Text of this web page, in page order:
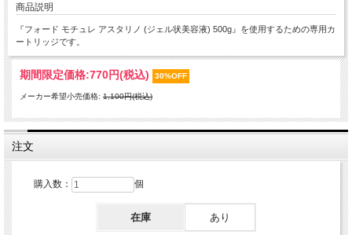
商品説明
『フォード モチュレ アスタリノ (ジェル状美容液) 500g』を使用するための専用カ
ートリッジです。
期間限定価格:770円(税込) 30%OFF
メーカー希望小売価格: 1,100円(税込)
注文
購入数： 個
在庫 あり